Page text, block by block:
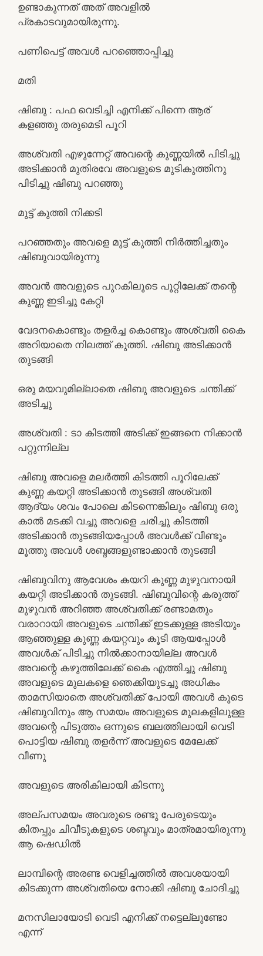
ഉണ്ടാകുന്നത് അത് അവളിൽ
പ്രകാടവുമായിരുന്നു.
പണിപെട്ട് അവൾ പറഞ്ഞൊപ്പിച്ചു
മതി
ഷിബു : പഫ വെടിച്ചി എനിക്ക് പിന്നെ ആര്
കളഞ്ഞു തരുമെടി പൂറി
അശ്വതി എഴുന്നേറ്റ് അവന്റെ കുണ്ണയിൽ പിടിച്ചു
അടിക്കാൻ മുതിരവേ അവളുടെ മുടികുത്തിനു
പിടിച്ചു ഷിബു പറഞ്ഞു
മുട്ട് കുത്തി നിക്കടി
പറഞ്ഞതും അവളെ മുട്ട് കുത്തി നിർത്തിച്ചതും
ഷിബുവായിരുന്നു
അവൻ അവളുടെ പുറകിലൂടെ പൂറ്റിലേക്ക് തന്റെ
കുണ്ണ ഇടിച്ചു കേറ്റി
വേദനകൊണ്ടും തളർച്ച കൊണ്ടും അശ്വതി കൈ
അറിയാതെ നിലത്ത് കുത്തി. ഷിബു അടിക്കാൻ
തുടങ്ങി
ഒരു മയവുമില്ലാതെ ഷിബു അവളുടെ ചന്തിക്ക്
അടിച്ചു
അശ്വതി : ടാ കിടത്തി അടിക്ക് ഇങ്ങനെ നിക്കാൻ
പറ്റുന്നില്ല
ഷിബു അവളെ മലർത്തി കിടത്തി പൂറിലേക്ക്
കുണ്ണ കയറ്റി അടിക്കാൻ തുടങ്ങി അശ്വതി
ആദ്യം ശവം പോലെ കിടന്നെങ്കിലും ഷിബു ഒരു
കാൽ മടക്കി വച്ചു അവളെ ചരിച്ചു കിടത്തി
അടിക്കാൻ തുടങ്ങിയപ്പോൾ അവൾക്ക് വീണ്ടും
മൂത്തു അവൾ ശബ്ദങ്ങളുണ്ടാക്കാൻ തുടങ്ങി
ഷിബുവിനു ആവേശം കയറി കുണ്ണ മുഴുവനായി
കയറ്റി അടിക്കാൻ തുടങ്ങി. ഷിബുവിന്റെ കരുത്ത്
മുഴുവൻ അറിഞ്ഞ അശ്വതിക്ക് രണ്ടാമതും
വരാറായി അവളുടെ ചന്തിക്ക് ഇടക്കുള്ള അടിയും
ആഞ്ഞുള്ള കുണ്ണ കയറ്റവും കൂടി ആയപ്പോൾ
അവൾക് പിടിച്ചു നിൽക്കാനായില്ല അവൾ
അവന്റെ കഴുത്തിലേക്ക് കൈ എത്തിച്ചു ഷിബു
അവളുടെ മുലകളെ ഞെക്കിയുടച്ചു അധികം
താമസിയാതെ അശ്വതിക്ക് പോയി അവൾ കൂടെ
ഷിബുവിനും ആ സമയം അവളുടെ മുലകളിലുള്ള
അവന്റെ പിടുത്തം ഒന്നുടെ ബലത്തിലായി വെടി
പൊട്ടിയ ഷിബു തളർന്ന് അവളുടെ മേലേക്ക്
വീണു
അവളുടെ അരികിലായി കിടന്നു
അല്പസമയം അവരുടെ രണ്ടു പേരുടെയും
കിതപ്പും ചിവീടുകളുടെ ശബ്ദവും മാത്രമായിരുന്നു
ആ ഷെഡിൽ
ലാമ്പിന്റെ അരണ്ട വെളിച്ചത്തിൽ അവശയായി
കിടക്കുന്ന അശ്വതിയെ നോക്കി ഷിബു ചോദിച്ചു
മനസിലായോടി വെടി എനിക്ക് നട്ടെല്ലുണ്ടോ
എന്ന്